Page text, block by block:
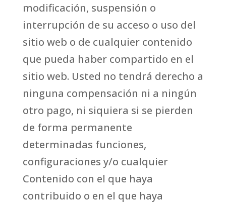
modificación, suspensión o
interrupción de su acceso o uso del
sitio web o de cualquier contenido
que pueda haber compartido en el
sitio web. Usted no tendrá derecho a
ninguna compensación ni a ningún
otro pago, ni siquiera si se pierden
de forma permanente
determinadas funciones,
configuraciones y/o cualquier
Contenido con el que haya
contribuido o en el que haya